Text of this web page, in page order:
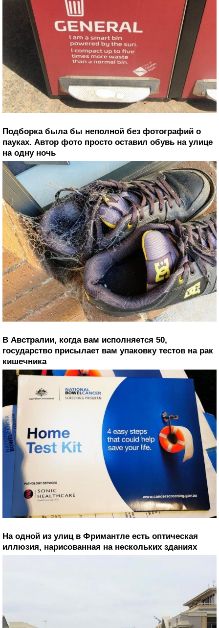
Подборка была бы неполной без фотографий о
пауках. Автор фото просто оставил обувь на улице
на одну ночь
В Австралии, когда вам исполняется 50,
государство присылает вам упаковку тестов на рак
кишечника
На одной из улиц в Фримантле есть оптическая
иллюзия, нарисованная на нескольких зданиях